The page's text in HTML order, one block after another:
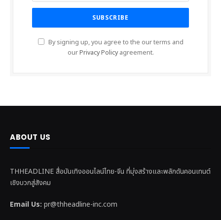
By signing up, you agree to the our terms and
ourPrivacy Policyagreement.
ABOUT US
THHEADLINE สื่อบันเทิงออนไลน์ไทย-จีน ที่มุ่งสร้างและพลักดันคอนเทนต์
เชิงบวกสู่สังคม
Email Us: pr@thheadline-inc.com